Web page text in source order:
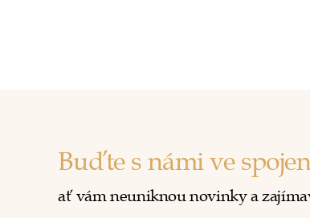
Buďte s námi ve
ať vám neuniknou novinky a